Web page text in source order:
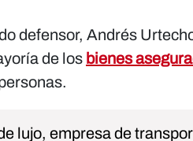
defensor, Andrés
de los bienes
lujo, empresa de